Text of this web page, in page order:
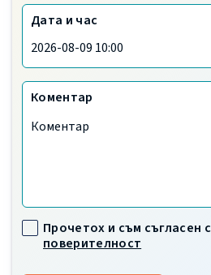
Дата и час
Коментар
Прочетох и съм съгласен с
поверителност